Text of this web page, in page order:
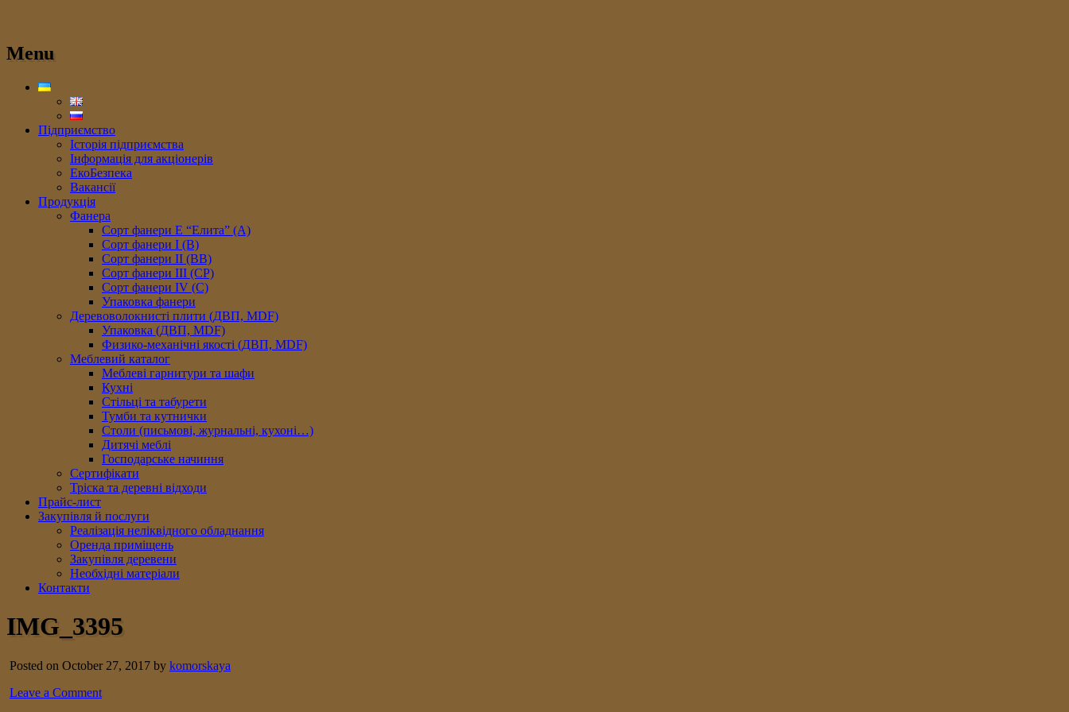
Menu
Підприємство
Історія підприємства
Інформація для акціонерів
ЕкоБезпека
Вакансії
Продукція
Фанера
Сорт фанери E “Елита” (A)
Сорт фанери I (В)
Сорт фанери II (ВB)
Сорт фанери III (CP)
Сорт фанери IV (C)
Упаковка фанери
Деревоволокнисті плити (ДВП, MDF)
Упаковка (ДВП, MDF)
Физико-механічні якості (ДВП, MDF)
Меблевий каталог
Меблеві гарнитури та шафи
Кухні
Стільці та табурети
Тумби та кутнички
Столи (письмові, журнальні, кухоні…)
Дитячі меблі
Господарське начиння
Сертифікати
Тріска та деревні відходи
Прайс-лист
Закупівля й послуги
Реалізація неліквідного обладнання
Оренда приміщень
Закупівля деревени
Необхідні матеріали
Контакти
IMG_3395
Posted on October 27, 2017 by komorskaya
Leave a Comment